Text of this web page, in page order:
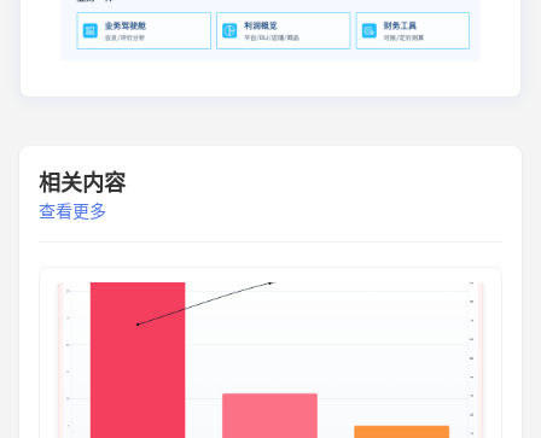
相关内容
查看更多